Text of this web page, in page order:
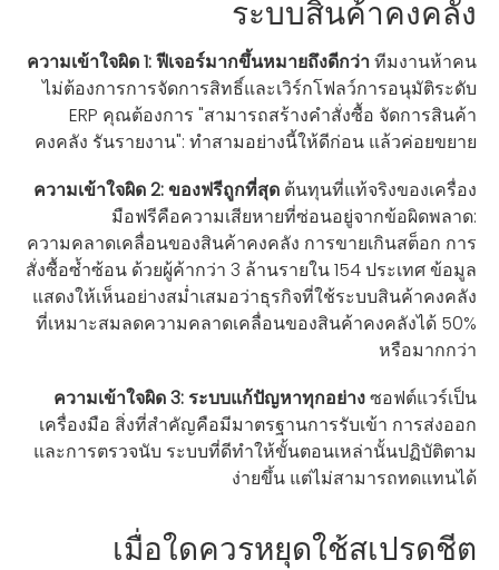
ระบบสินค้าคงคลัง
ความเข้าใจผิด 1: ฟีเจอร์มากขึ้นหมายถึงดีกว่าทีมงานห้าคน
ไม่ต้องการการจัดการสิทธิ์และเวิร์กโฟลว์การอนุมัติระดับ
ERP คุณต้องการ "สามารถสร้างคำสั่งซื้อ จัดการสินค้า
คงคลัง รันรายงาน": ทำสามอย่างนี้ให้ดีก่อน แล้วค่อยขยาย
ความเข้าใจผิด 2: ของฟรีถูกที่สุด ต้นทุนที่แท้จริงของเครื่อง
มือฟรีคือความเสียหายที่ซ่อนอยู่จากข้อผิดพลาด:
ความคลาดเคลื่อนของสินค้าคงคลัง การขายเกินสต็อก การ
สั่งซื้อซ้ำซ้อน ด้วยผู้ค้ากว่า 3 ล้านรายใน 154 ประเทศ ข้อมูล
แสดงให้เห็นอย่างสม่ำเสมอว่าธุรกิจที่ใช้ระบบสินค้าคงคลัง
ที่เหมาะสมลดความคลาดเคลื่อนของสินค้าคงคลังได้ 50%
หรือมากกว่า
ความเข้าใจผิด 3: ระบบแก้ปัญหาทุกอย่างซอฟต์แวร์เป็น
เครื่องมือ สิ่งที่สำคัญคือมีมาตรฐานการรับเข้า การส่งออก
และการตรวจนับ ระบบที่ดีทำให้ขั้นตอนเหล่านั้นปฏิบัติตาม
ง่ายขึ้น แต่ไม่สามารถทดแทนได้
เมื่อใดควรหยุดใช้สเปรดชีต